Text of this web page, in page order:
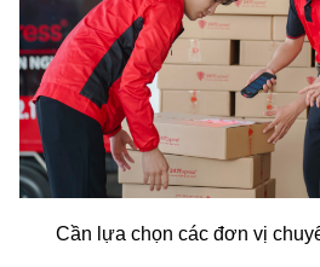
Cần lựa chọn các đơn vị